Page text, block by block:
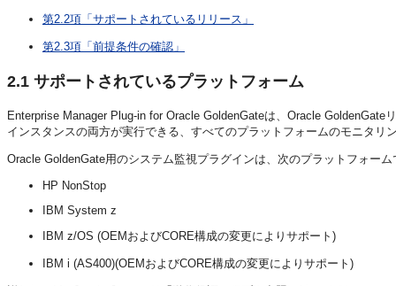
第2.2項「サポートされているリリース」
第2.3項「前提条件の確認」
2.1 サポートされているプラットフォーム
Enterprise Manager Plug-in for Oracle GoldenGateは、Oracle
インスタンスの両方が実行できる、すべてのプラットフォームのモニタリ
Oracle GoldenGate用のシステム監視プラグインは、次のプラットフォー
HP NonStop
IBM System z
IBM z/OS (OEMおよびCORE構成の変更によりサポート)
IBM i (AS400)(OEMおよびCORE構成の変更によりサポート)